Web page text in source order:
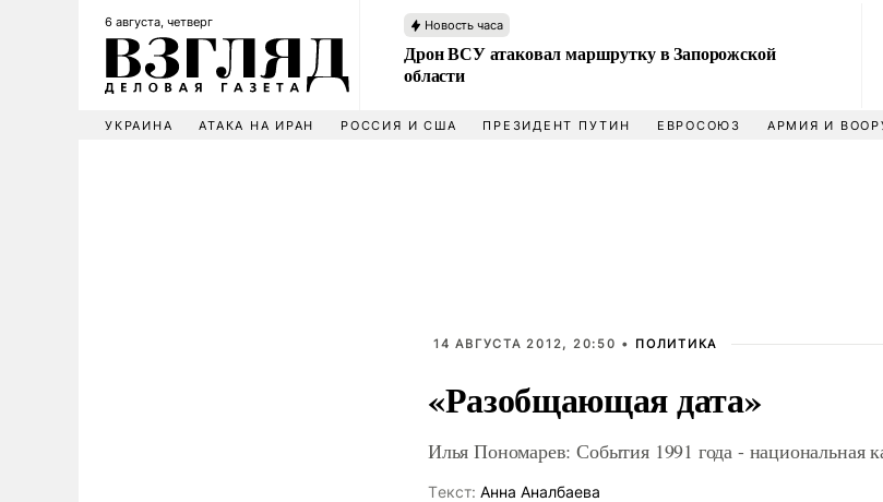
6 августа, четверг Новость часа
Дрон ВСУ атаковал маршрутку в Запорожской
области
УКРАИНА АТАКА НА ИРАН РОССИЯ И США ПРЕЗИДЕНТ ПУТИН ЕВРОСОЮЗ АРМИЯ И
14 АВГУСТА 2012, 20:50 • ПОЛИТИКА
«Разобщающая дата»
Илья Пономарев: События 1991 года - национальная
Tекст: Анна Аналбаева